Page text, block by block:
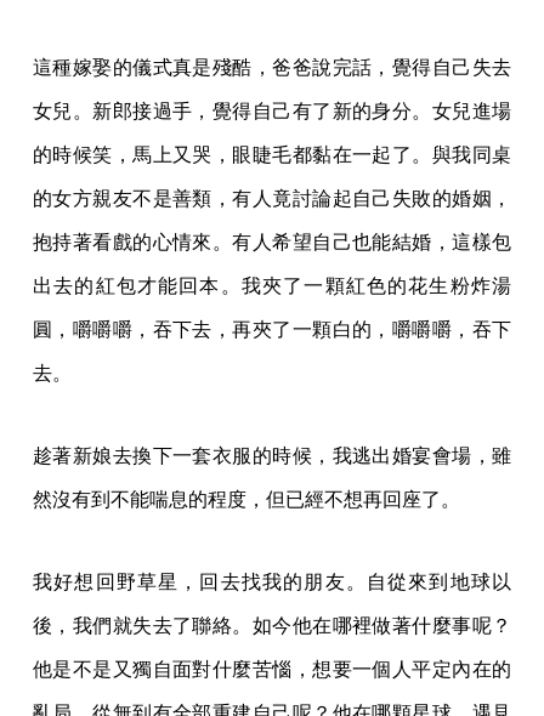
這種嫁娶的儀式真是殘酷，爸爸說完話，覺得自己失去
女兒。新郎接過手，覺得自己有了新的身分。女兒進場
的時候笑，馬上又哭，眼睫毛都黏在一起了。與我同桌
的女方親友不是善類，有人竟討論起自己失敗的婚姻，
抱持著看戲的心情來。有人希望自己也能結婚，這樣包
出去的紅包才能回本。我夾了一顆紅色的花生粉炸湯
圓，嚼嚼嚼，吞下去，再夾了一顆白的，嚼嚼嚼，吞下
去。
趁著新娘去換下一套衣服的時候，我逃出婚宴會場，雖
然沒有到不能喘息的程度，但已經不想再回座了。
我好想回野草星，回去找我的朋友。自從來到地球以
後，我們就失去了聯絡。如今他在哪裡做著什麼事呢？
他是不是又獨自面對什麼苦惱，想要一個人平定內在的